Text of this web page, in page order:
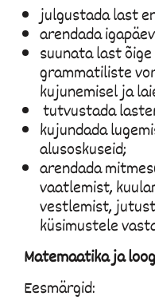
julgustada last
arendada
suunata last
grammatiliste
kujunemisel ja
tutvustada
kujundada
alusoskuseid;
arendada
vaatlemist,
vestlemist,
küsimustele
Matemaatika ja
Eesmärgid: